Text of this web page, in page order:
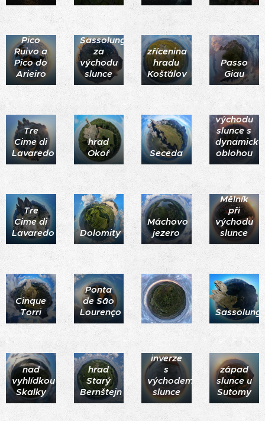
Pico
Ruivo a
Pico do
Arieiro
Sassolungo
za
východu
slunce
zřícenina
hradu
Košťálov
Passo
Giau
Tre
Cime di
Lavaredo
hrad
Okoř
Seceda
Mělník
východu
slunce s
oblohou
Tre
Cime di
Lavaredo
Dolomity
Máchovo
jezero
Mělník
při
východu
slunce
Cinque
Torri
Ponta
de São
Lourenço
nad
vyhlídkou
Skalky
hrad
Starý
Bernštejn
Milešovka
inverze
s
východem
slunce
západ
slunce u
Sutomy